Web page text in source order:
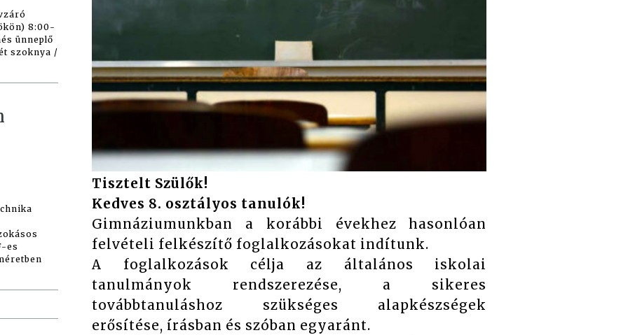
8:00-
ünneplő
szoknya /
es
Tisztelt Szülők!
Kedves 8. osztályos tanulók!
Gimnáziumunkban a korábbi évekhez hasonlóan
felvételi felkészítő foglalkozásokat indítunk.
A foglalkozások célja az általános iskolai
tanulmányok rendszerezése, a sikeres
továbbtanuláshoz szükséges alapkészségek
erősítése, írásban és szóban egyaránt.